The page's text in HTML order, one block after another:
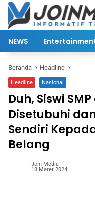
Langsung
konten
NEWS
Beranda Headline
Headline Nasional
Duh, Siswi
Disetubuhi
Sendiri
Belang
Join Media
18 Maret 2024